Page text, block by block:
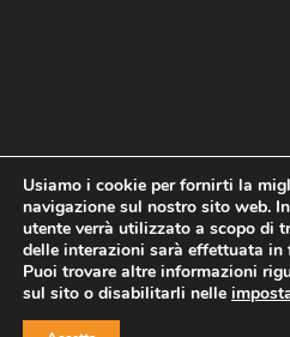
Home Statuto e
Privacy
Cookie
Copyright © 2021 AddioPizzo |
Usiamo i cookie per fornirti la
navigazione sul nostro sito web.
utente verrà utilizzato a scopo di
delle interazioni sarà effettuata
Puoi trovare altre informazioni
sul sito o disabilitarli nelle